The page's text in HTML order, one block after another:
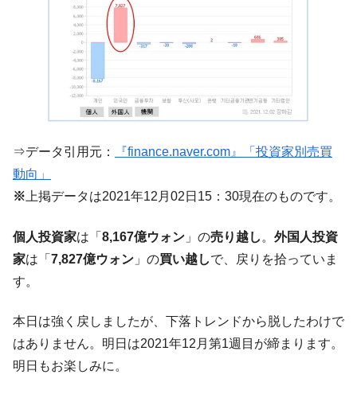
『Money1』
韓国大統領府ボンクラ政策室長が告発され
た ⇒ 国家が行った恐るべき株価操作であり、空前の国政壟
『Money1』
『Money1』
中国だけが鉄鋼輸出を異常増加させる ⇒ 中
『Money1』
韓国製造業「半導体絶好調」のウラで他業
種は全般的「不調」⇒ PSIが示す現況は決して良くない。
『Money1』
【米韓激突案件】韓国消費者院が『クーパ
『Money1』 韓国で猛暑。南東部では干ばつ
「KDDX」1番艦、2032年竣工と公示
『Money1』
【対日本円】ウォン安が急進！ 日米の協調
に韓国がいっちょがみしたのでは。
『Money1』
韓国政府『BYD』車への補助金を全廃 ⇒ 実
は韓国で『BYD』車は売れている。6カ月で対前年同期比
⇒データ引用元：
『finance.naver.com』「投資家別売買
動向」
※上掲データは2021年12月02日15：30現在のものです。
個人投資家は「 8,167億ウォン 」の売り越し 。 外国人投資
家は「 7,827億ウォン 」の買い越しで、戻りを拾っていま
す。
本日は強く戻しましたが、下落トレンドから脱したわけで
はありません。明日は2021年12月第1週目が締まります。
明日もお楽しみに。